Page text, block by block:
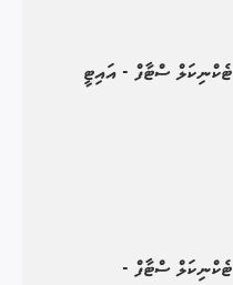
ޓެކްނިކަލް ސްޓާފް - އައިޓީ
ޓެކްނިކަލް ސްޓާފް -